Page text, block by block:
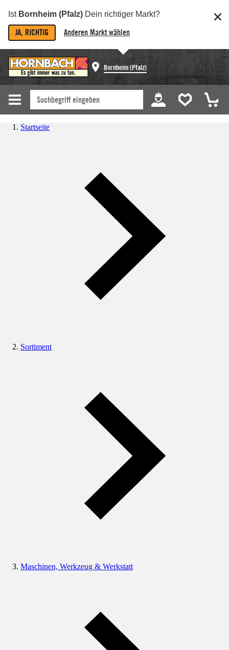
Ist Bornheim (Pfalz) Dein richtiger Markt?
JA, RICHTIG Anderen Markt wählen
Bornheim (Pfalz)
Startseite
Sortiment
Maschinen, Werkzeug & Werkstatt